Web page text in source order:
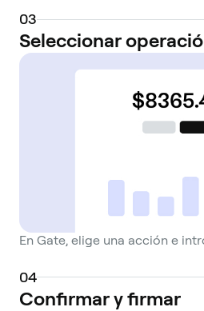
03
Seleccionar
En Gate, elige una acción e
04
Confirmar y firmar